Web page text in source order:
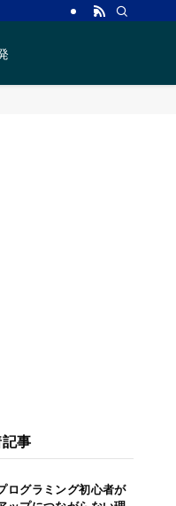
事
ログラミング初心者が